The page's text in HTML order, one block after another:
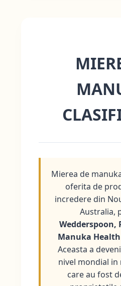
Mierea de
oferita de
incredere din
Australia,
Wedderspoon,
Manuka
Aceasta a
nivel mondial
care au fost